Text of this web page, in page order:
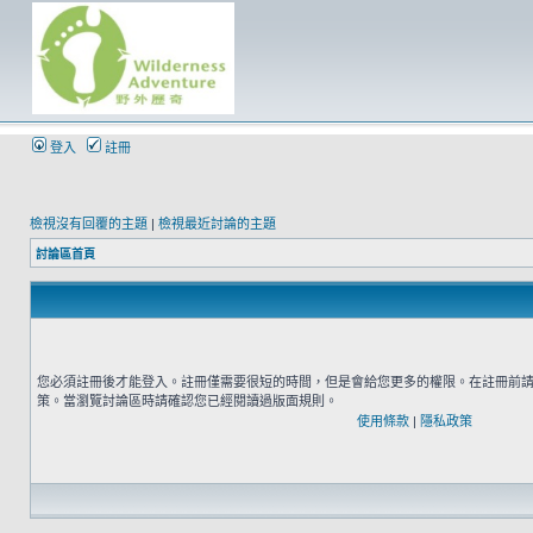
登入 註冊
檢視沒有回覆的主題 | 檢視最近討論的主題
討論區首頁
您必須註冊後才能登入。註冊僅需要很短的時間，但是會給您更多的權限。在註冊前
策。當瀏覽討論區時請確認您已經閱讀過版面規則。
使用條款 | 隱私政策